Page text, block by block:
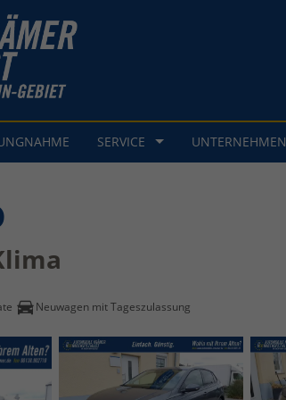
SERVICE UNTERNEHMEN
Neuwagen mit Tageszulassung